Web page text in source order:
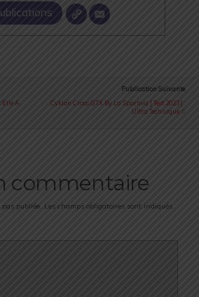
Elle A
Publication Suivante
Cyklon Cross GTX By La Sportiva [ Test 2023 ] :
Ultra Technique
commentaire
publiée. Les champs obligatoires sont indiqués